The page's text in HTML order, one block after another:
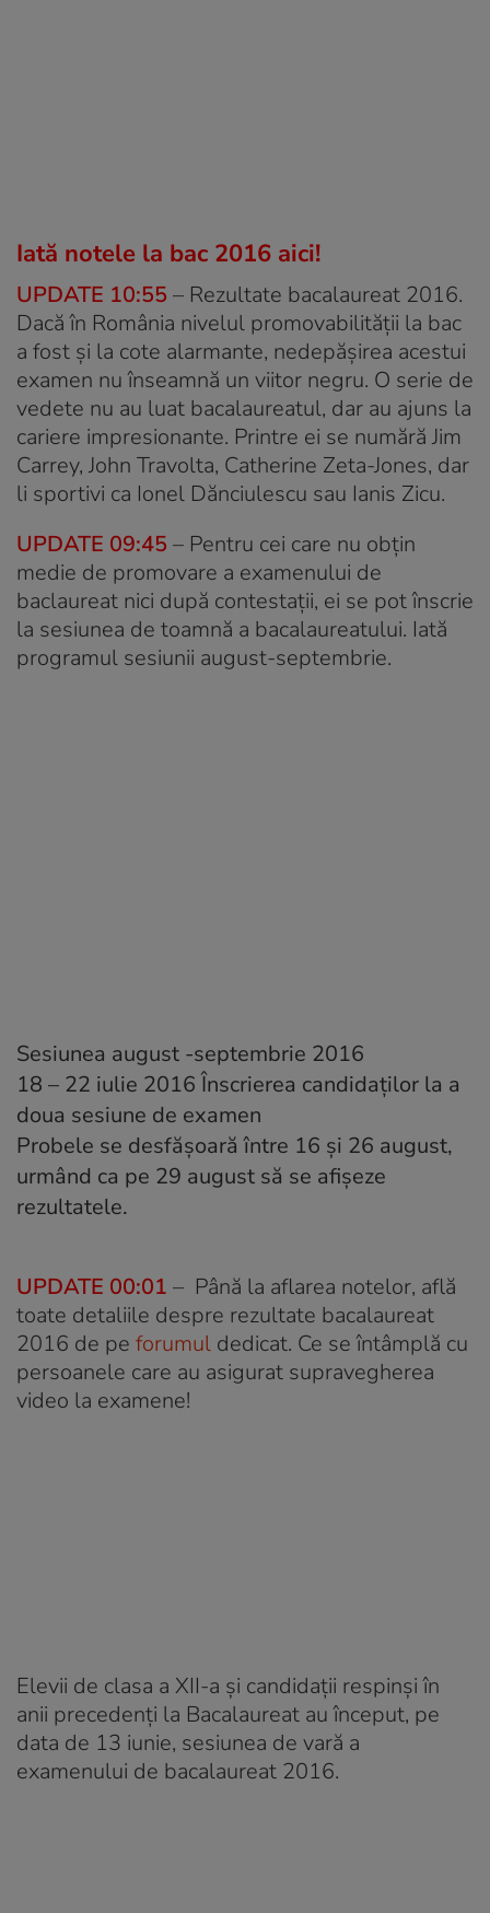
Iată notele la bac 2016 aici!
UPDATE 10:55 – Rezultate bacalaureat 2016.
Dacă în România nivelul promovabilității la bac
a fost și la cote alarmante, nedepășirea acestui
examen nu înseamnă un viitor negru. O serie de
vedete nu au luat bacalaureatul, dar au ajuns la
cariere impresionante. Printre ei se numără Jim
Carrey, John Travolta, Catherine Zeta-Jones, dar
li sportivi ca Ionel Dănciulescu sau Ianis Zicu.
UPDATE 09:45 – Pentru cei care nu obțin
medie de promovare a examenului de
baclaureat nici după contestații, ei se pot înscrie
la sesiunea de toamnă a bacalaureatului. Iată
programul sesiunii august-septembrie.
Sesiunea august -septembrie 2016
18 – 22 iulie 2016 Înscrierea candidaţilor la a
doua sesiune de examen
Probele se desfășoară între 16 și 26 august,
urmând ca pe 29 august să se afișeze
rezultatele.
UPDATE 00:01 – Până la aflarea notelor, află
toate detaliile despre rezultate bacalaureat
2016 de pe forumul dedicat. Ce se întâmplă cu
persoanele care au asigurat supravegherea
video la examene!
Elevii de clasa a XII-a și candidații respinși în
anii precedenți la Bacalaureat au început, pe
data de 13 iunie, sesiunea de vară a
examenului de bacalaureat 2016.